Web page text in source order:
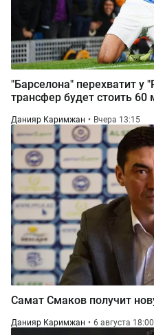
"Барселона" перехватит у
трансфер будет стоить 60
Данияр Каримжан Вчера 13:15
Самат Смаков получит
Данияр Каримжан 6 августа 18:00